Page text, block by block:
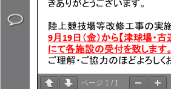
ページ 1 / 1